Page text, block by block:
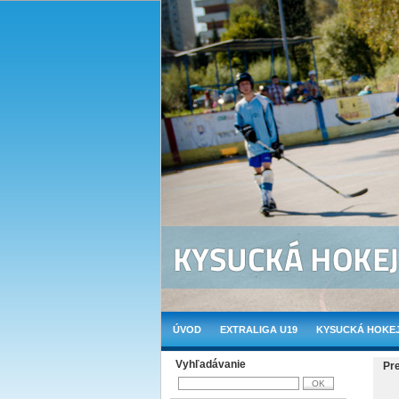
ÚVOD EXTRALIGA U19 KYSUCKÁ
Vyhľadávanie